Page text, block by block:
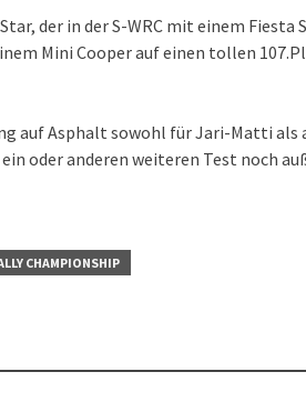
der in der S-WRC mit einem Fiesta
Mini Cooper auf einen tollen
auf Asphalt sowohl für Jari-Matti als
oder anderen weiteren Test noch
CHAMPIONSHIP